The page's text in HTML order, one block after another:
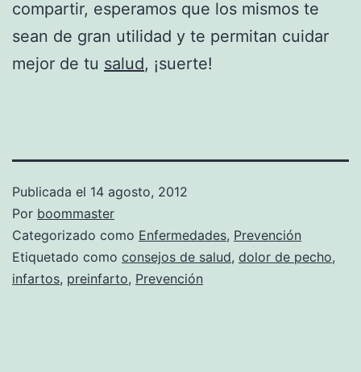
compartir, esperamos que los mismos te
sean de gran utilidad y te permitan cuidar
mejor de tu salud, ¡suerte!
Publicada el 14 agosto, 2012
Por boommaster
Categorizado como Enfermedades, Prevención
Etiquetado como consejos de salud, dolor de pecho,
infartos, preinfarto, Prevención